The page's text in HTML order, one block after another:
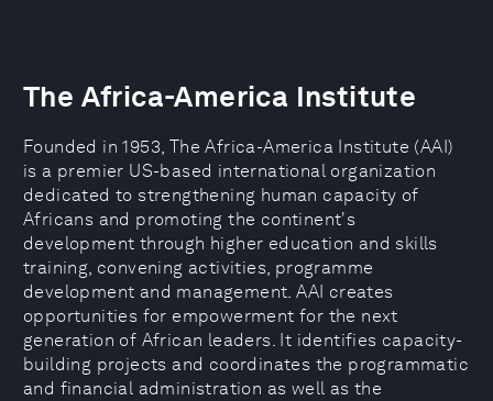
The Africa-America Institute
Founded in 1953, The Africa-America Institute (AAI)
is a premier US-based international organization
dedicated to strengthening human capacity of
Africans and promoting the continent's
development through higher education and skills
training, convening activities, programme
development and management. AAI creates
opportunities for empowerment for the next
generation of African leaders. It identifies capacity-
building projects and coordinates the programmatic
and financial administration as well as the